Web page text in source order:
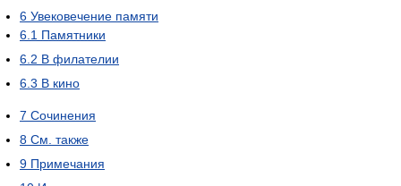
6 Увековечение памяти
6.1 Памятники
6.2 В филателии
6.3 В кино
7 Сочинения
8 См. также
9 Примечания